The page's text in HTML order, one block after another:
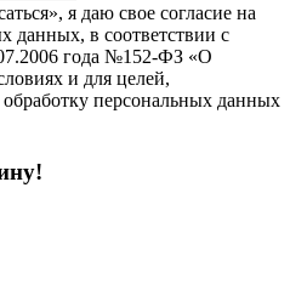
я даю свое согласие на
данных, в соответствии с
года №152-ФЗ «О
и для целей,
персональных данных